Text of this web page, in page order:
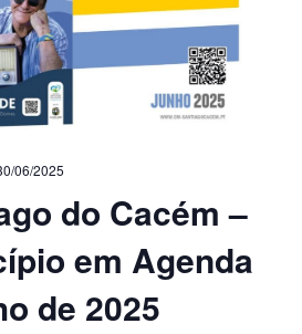
do Cacém –
em Agenda
de 2025
06/2025